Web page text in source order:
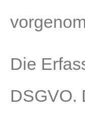
Die
DSGVO.